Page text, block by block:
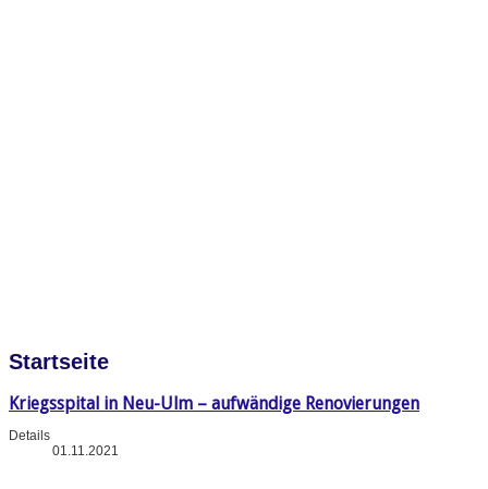
Startseite
Kriegsspital in Neu-Ulm – aufwändige Renovierungen
Details
01.11.2021